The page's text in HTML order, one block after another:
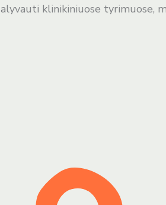
klinikiniuose tyrimuose,